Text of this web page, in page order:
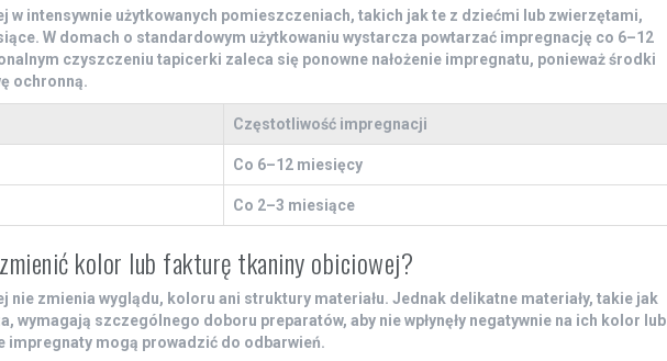
w intensywnie użytkowanych pomieszczeniach, takich jak te z dziećmi lub zwierzętami,
W domach o standardowym użytkowaniu wystarcza powtarzać impregnację co 6–12
czyszczeniu tapicerki zaleca się ponowne nałożenie impregnatu, ponieważ środki
ochronną.
Częstotliwość impregnacji
Co 6–12 miesięcy
Co 2–3 miesiące
kolor lub fakturę tkaniny obiciowej?
nie zmienia wyglądu, koloru ani struktury materiału. Jednak delikatne materiały, takie jak
wymagają szczególnego doboru preparatów, aby nie wpłynęły negatywnie na ich kolor lub
impregnaty mogą prowadzić do odbarwień.